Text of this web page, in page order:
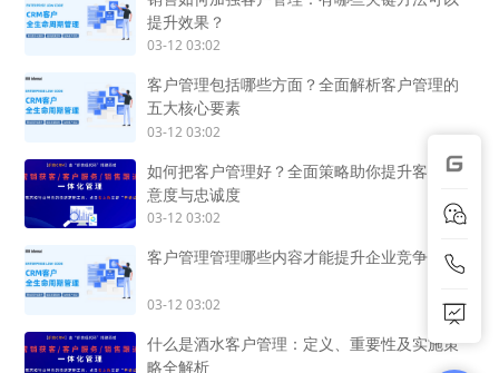
提升效果？
03-12 03:02
客户管理包括哪些方面？全面解析客户管理的
五大核心要素
03-12 03:02
如何把客户管理好？全面策略助你提升客户满
意度与忠诚度
03-12 03:02
客户管理管理哪些内容才能提升企业竞争力
03-12 03:02
什么是酒水客户管理：定义、重要性及实施策
略全解析